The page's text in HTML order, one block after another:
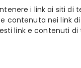
i link ai siti di
contenuta nei link
link e contenuti di